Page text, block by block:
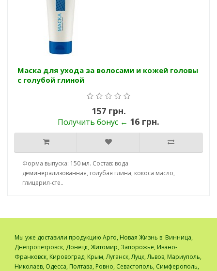
Маска для ухода за волосами и кожей головы
с голубой глиной
157 грн.
Получить бонус ← 16 грн.
Форма выпуска: 150 мл. Состав: вода
деминерализованная, голубая глина, кокоса масло,
глицерил-сте..
Мы уже доставили продукцию Арго, Новая Жизнь в: Винница,
Днепропетровск, Донецк, Житомир, Запорожье, Ивано-
Франковск, Кировоград, Крым, Луганск, Луцк, Львов, Мариуполь,
Николаев, Одесса, Полтава, Ровно, Севастополь, Симферополь,